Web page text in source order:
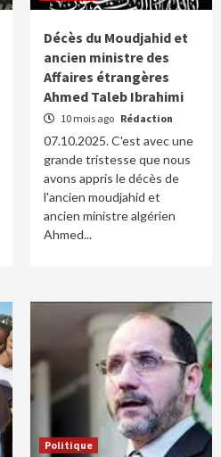
Décès du Moudjahid et
ancien ministre des
Affaires étrangères
Ahmed Taleb Ibrahimi
10 mois ago Rédaction
07.10.2025. C'est avec une
grande tristesse que nous
avons appris le décès de
l'ancien moudjahid et
ancien ministre algérien
Ahmed...
Politique